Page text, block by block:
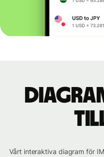
till
Vårt interaktiva diagram för